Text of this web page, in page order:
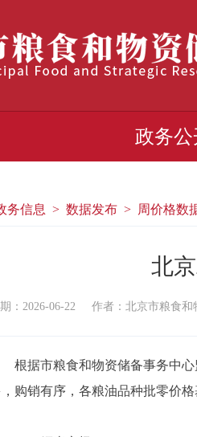
政务公
务信息 > 数据发布 > 周价格数
北
：2026-06-22 作者：​北京市粮食和
根据市粮食和物资储备事务中
购销有序，各粮油品种批零价格